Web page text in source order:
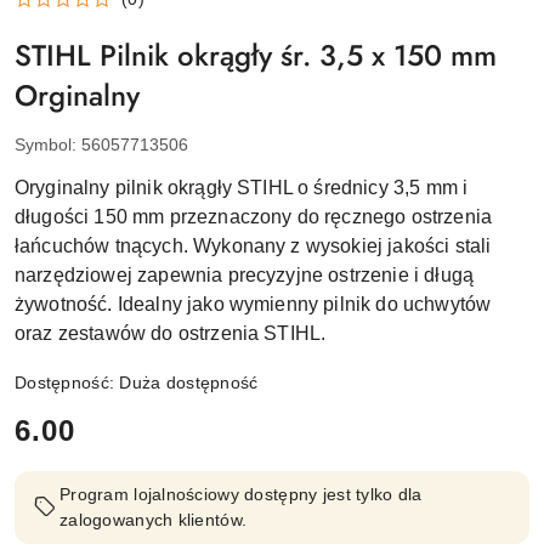
STIHL Pilnik okrągły śr. 3,5 x 150 mm
Orginalny
Symbol: 56057713506
Oryginalny pilnik okrągły STIHL o średnicy 3,5 mm i
długości 150 mm przeznaczony do ręcznego ostrzenia
łańcuchów tnących. Wykonany z wysokiej jakości stali
narzędziowej zapewnia precyzyjne ostrzenie i długą
żywotność. Idealny jako wymienny pilnik do uchwytów
oraz zestawów do ostrzenia STIHL.
Dostępność: Duża dostępność
cena:
6.00
Program lojalnościowy dostępny jest tylko dla
zalogowanych klientów.